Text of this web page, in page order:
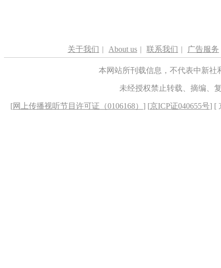
关于我们 | About us | 联系我们 | 广告服务
本网站所刊载信息，不代表中新
未经授权禁止转载、摘编、
[网上传播视听节目许可证（0106168） ] [京ICP证040655号] [